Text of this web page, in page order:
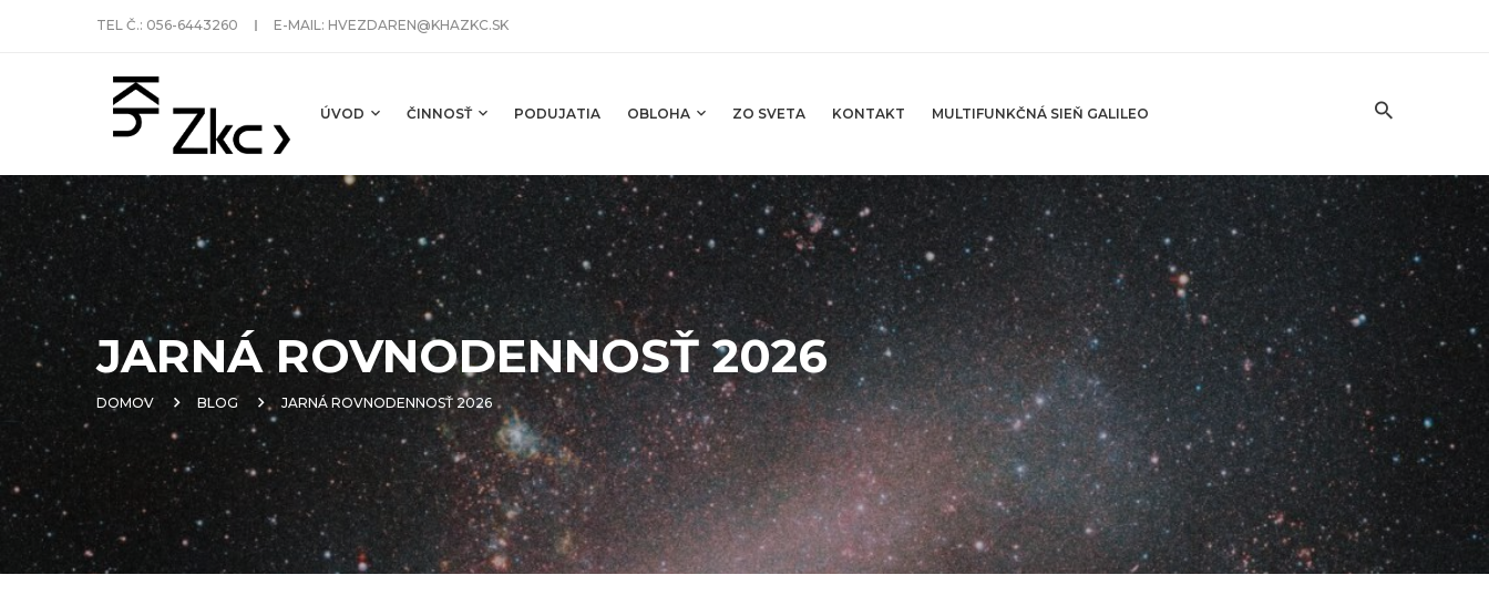
TEL Č.: 056-6443260 E-MAIL: HVEZDAREN@KHAZKC.SK
ÚVOD ČINNOSŤ PODUJATIA OBLOHA ZO SVETA KONTAKT MULTIFUNKČNÁ SIEŇ GALILEO
JARNÁ ROVNODENNOSŤ 2026
DOMOV BLOG JARNÁ ROVNODENNOSŤ 2026